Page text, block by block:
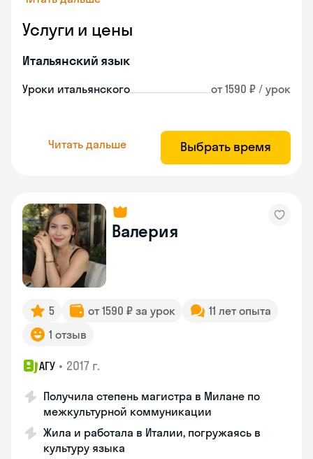
Услуги и цены
Итальянский язык
Уроки итальянского от 1590 ₽ / урок
Читать дальше Выбрать время
Валерия
5 от 1590 ₽ за урок
11 лет опыта
1 отзыв
АГУ • 2017 г.
Получила степень магистра в Милане по
межкультурной коммуникации
Жила и работала в Италии, погружаясь в
культуру языка